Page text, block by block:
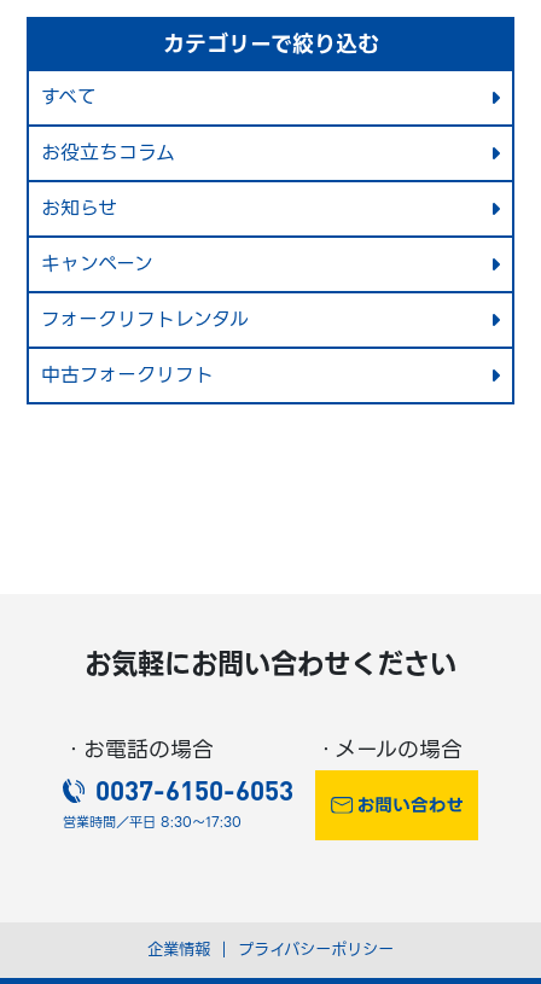
カテゴリーで絞り込む
すべて
お役立ちコラム
お知らせ
キャンペーン
フォークリフトレンタル
中古フォークリフト
お気軽にお問い合わせください
・お電話の場合
0037-6150-6053
営業時間／平日 8:30～17:30
・メールの場合
企業情報 ｜ プライバシーポリシー